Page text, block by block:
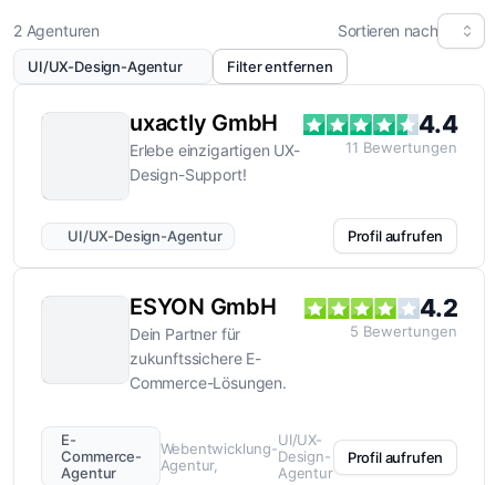
2 Agenturen Sortieren nach
UI/UX-Design-Agentur Filter entfernen
uxactly GmbH
Erlebe einzigartigen UX-
Design-Support!
4.4
11 Bewertungen
UI/UX-Design-Agentur Profil aufrufen
ESYON GmbH
Dein Partner für
zukunftssichere E-
Commerce-Lösungen.
4.2
5 Bewertungen
E-
Commerce-
Agentur
Webentwicklung-
Agentur
UI/UX-
Design-
Agentur
Profil aufrufen